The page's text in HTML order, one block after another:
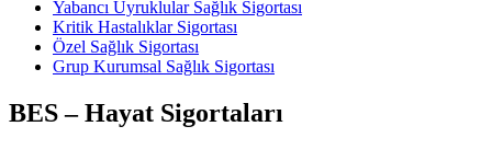
Yabancı Uyruklular Sağlık Sigortası
Kritik Hastalıklar Sigortası
Özel Sağlık Sigortası
Grup Kurumsal Sağlık Sigortası
BES – Hayat Sigortaları